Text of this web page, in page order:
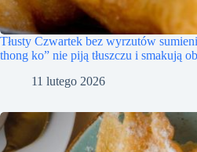
Tłusty Czwartek bez wyrzutów
thong ko” nie piją tłuszczu i smakują
11 lutego 2026